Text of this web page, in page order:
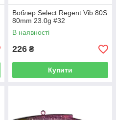
Воблер Select Regent Vib 80S
80mm 23.0g #32
В наявності
226 ₴
Купити